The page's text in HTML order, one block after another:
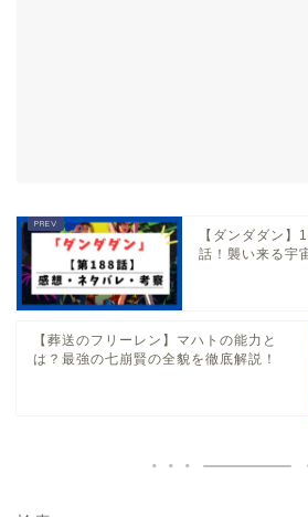
【ダンダダン
話！襲い来る宇
【葬送のフリーレン】マハトの能力と
は？最強の七崩賢の全貌を徹底解説！